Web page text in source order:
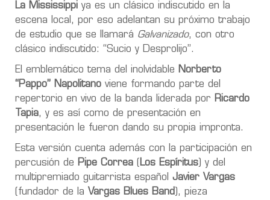
La Mississippi ya es un clásico indiscutido en la
escena local, por eso adelantan su próximo trabajo
de estudio que se llamará Galvanizado, con otro
clásico indiscutido: “Sucio y Desprolijo”.
El emblemático tema del inolvidable
Norberto
“Pappo” Napolitano viene formando parte del
repertorio en vivo de la banda liderada por Ricardo
Tapia, y es así como de presentación en
presentación le fueron dando su propia impronta.
Esta versión cuenta además con la participación en
percusión de Pipe Correa Los Espíritus ) y del
multipremiado guitarrista español Javier Vargas
(fundador de la Vargas Blues Band ), pieza